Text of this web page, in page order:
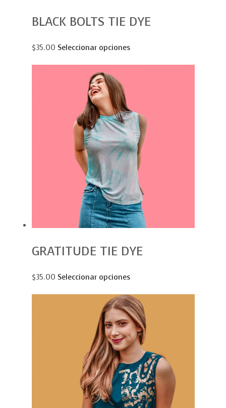
BLACK BOLTS TIE DYE
$35.00 Seleccionar opciones
GRATITUDE TIE DYE
$35.00 Seleccionar opciones